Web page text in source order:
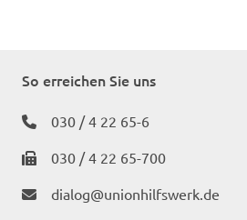
So erreichen Sie uns
030 / 4 22 65-6
030 / 4 22 65-700
dialog@unionhilfswerk.de